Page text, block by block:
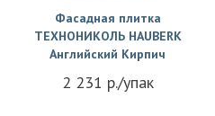
Фасадная плитка
ТЕХНОНИКОЛЬ HAUBERK
Английский Кирпич
2 231 р./упак